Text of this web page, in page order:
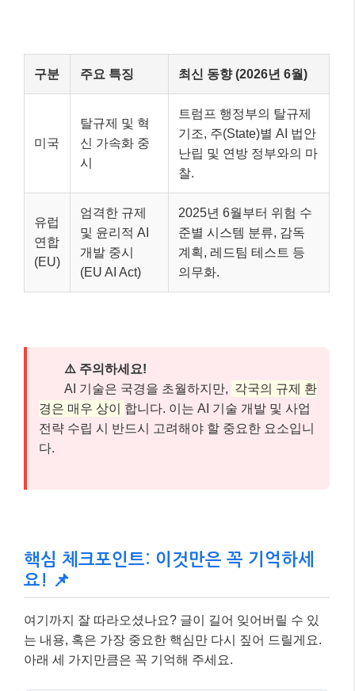
구분 주요 특징 최신 동향 (2026년 6월)
미국
탈규제 및 혁
신 가속화 중
시
트럼프 행정부의 탈규제
기조, 주(State)별 AI 법안
난립 및 연방 정부와의 마
찰.
유럽
연합
(EU)
엄격한 규제
및 윤리적 AI
개발 중시
(EU AI Act)
2025년 6월부터 위험 수
준별 시스템 분류, 감독
계획, 레드팀 테스트 등
의무화.
⚠️ 주의하세요!
AI 기술은 국경을 초월하지만, 각국의 규제 환
경은 매우 상이
합니다. 이는 AI 기술 개발 및 사업
전략 수립 시 반드시 고려해야 할 중요한 요소입니
다.
핵심 체크포인트: 이것만은 꼭 기억하세
요! 📌
여기까지 잘 따라오셨나요? 글이 길어 잊어버릴 수 있
는 내용, 혹은 가장 중요한 핵심만 다시 짚어 드릴게요.
아래 세 가지만큼은 꼭 기억해 주세요.